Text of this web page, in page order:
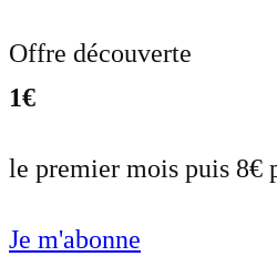
Offre découverte
1€
le premier mois puis 8€
Je m'abonne